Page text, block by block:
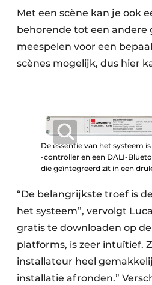
Met een scène kan je ook
behorende tot een andere
meespelen voor een
scènes mogelijk, dus hier
De essentie van het systeem
-controller en een DALI-
die geïntegreerd zit in een
“De belangrijkste troef is
het systeem”, vervolgt
gratis te downloaden op
platforms, is zeer intuïtief.
installateur heel
installatie af­ronden.”